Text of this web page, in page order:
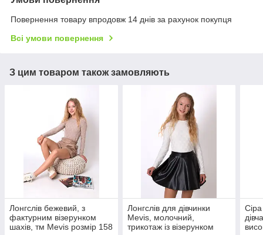
Повернення товару впродовж 14 днів за рахунок покупця
Всі умови повернення
З цим товаром також замовляють
Лонгслів бежевий, з
фактурним візерунком
шахів, тм Mevis розмір 158
Лонгслів для дівчинки
Mevis, молочний,
трикотаж із візерунком